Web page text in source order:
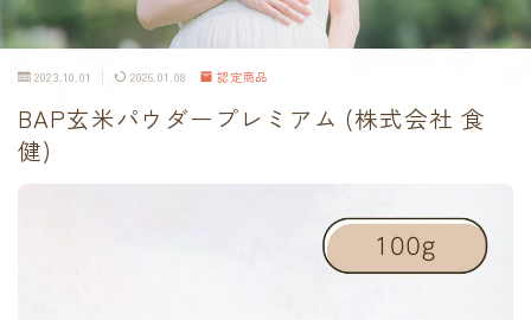
2023.10.01 2026.01.08 認定商品
BAP玄米パウダープレミアム (株式会社 食
健)